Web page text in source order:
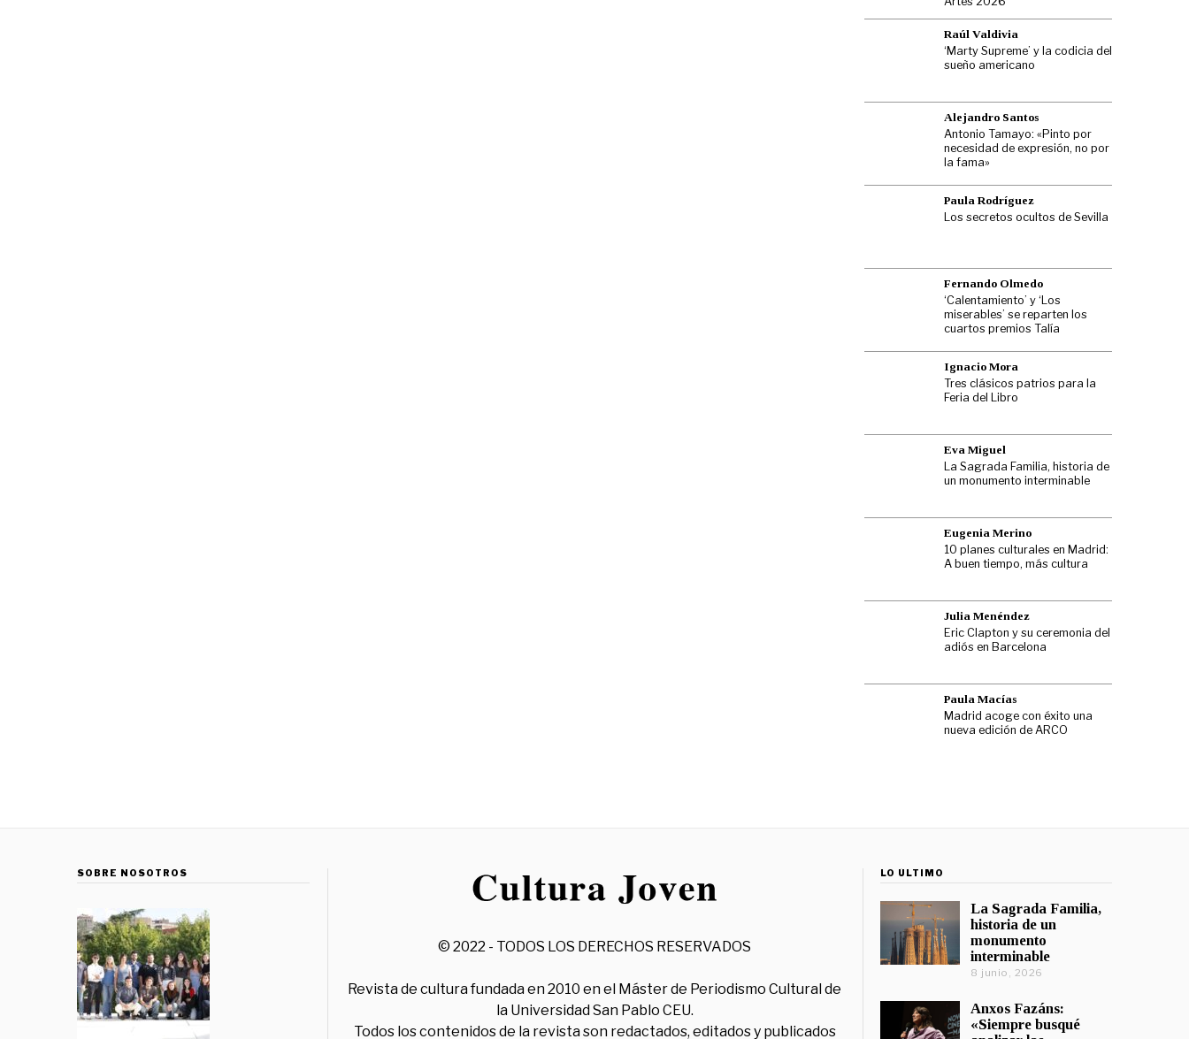
Raúl Valdivia
‘Marty Supreme’ y la codicia del
sueño americano
Alejandro Santos
Antonio Tamayo: «Pinto por
necesidad de expresión, no por
la fama»
Paula Rodríguez
Los secretos ocultos de Sevilla
Fernando Olmedo
‘Calentamiento’ y ‘Los
miserables’ se reparten los
cuartos premios Talía
Ignacio Mora
Tres clásicos patrios para la
Feria del Libro
Eva Miguel
La Sagrada Familia, historia de
un monumento interminable
Eugenia Merino
10 planes culturales en Madrid:
A buen tiempo, más cultura
Julia Menéndez
Eric Clapton y su ceremonia del
adiós en Barcelona
Paula Macías
Madrid acoge con éxito una
nueva edición de ARCO
SOBRE NOSOTROS
© 2022 - TODOS LOS DERECHOS RESERVADOS
Revista de cultura fundada en 2010 en el Máster de Periodismo Cultural de
la Universidad San Pablo CEU.
Todos los contenidos de la revista son redactados, editados y publicados
LO ÚLTIMO
La Sagrada Familia,
historia de un
monumento
interminable
8 junio, 2026
Anxos Fazáns:
«Siempre busqué